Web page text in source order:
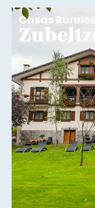
Casas Rurales